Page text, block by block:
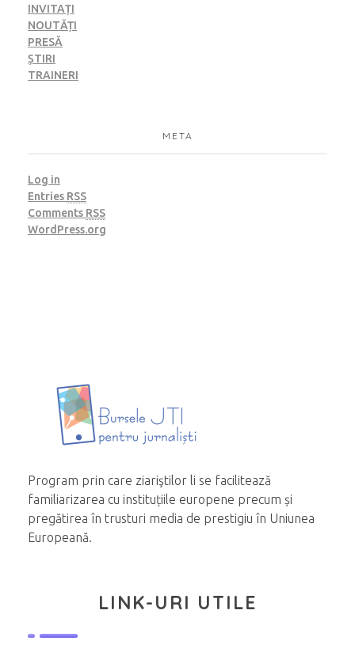
INVITAȚI
NOUTĂȚI
PRESĂ
ȘTIRI
TRAINERI
META
Log in
Entries RSS
Comments RSS
WordPress.org
Program prin care ziariştilor li se facilitează
familiarizarea cu instituțiile europene precum și
pregătirea în trusturi media de prestigiu în Uniunea
Europeană.
LINK-URI UTILE